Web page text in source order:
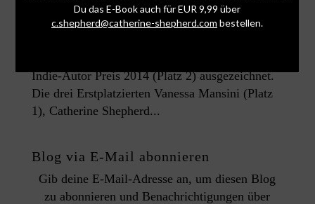
Gerade erst ein paar Monate auf dem Markt und
Indie-Autor Preis 2014 (Platz 2) ausgezeichnet.
Die drei Erstplatzierten Vanessa Mansini (Platz
1), Catherine Shepherd...
Blog via E-Mail abonnieren
Gib deine E-Mail-Adresse an, um diesen Blog
zu abonnieren und Benachrichtigungen über